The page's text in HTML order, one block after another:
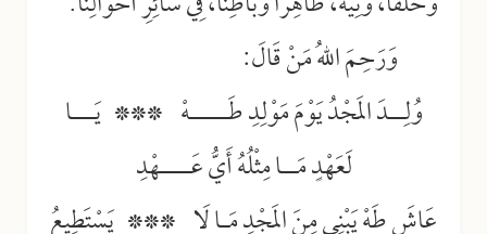
وَرَحِمَ اللهُ مَنْ قَالَ:
وُلِــدَ المَجْدُ يَوْمَ مَوْلِدِ طَـــــهْ *** يَـــا
لَعَهْدٍ مَــا مِثْلُهُ أَيُّ عَــــهْدِ
عَاشَ طَهْ يَبْنِي مِنَ المَجْدِ مَـا لَا *** يَسْتَطِيعُ